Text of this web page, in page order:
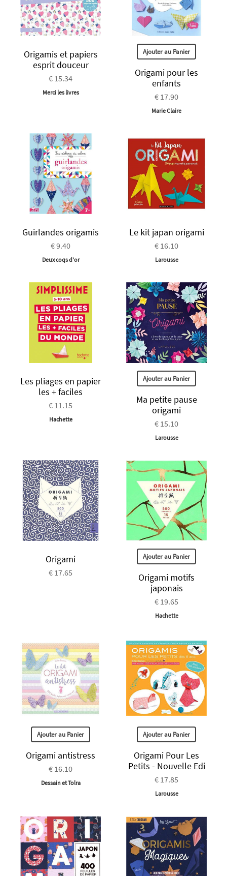
Origamis et papiers
esprit douceur
€ 15.34
Merci les livres
Ajouter au Panier
Origami pour les
enfants
€ 17.90
Marie Claire
Guirlandes origamis
€ 9.40
Deux coqs d'or
Le kit japan origami
€ 16.10
Larousse
Les pliages en papier
les + faciles
€ 11.15
Hachette
Ajouter au Panier
Ma petite pause
origami
€ 15.10
Larousse
Origami
€ 17.65
Ajouter au Panier
Origami motifs
japonais
€ 19.65
Hachette
Ajouter au Panier
Origami antistress
€ 16.10
Dessain et Tolra
Ajouter au Panier
Origami Pour Les
Petits - Nouvelle Edi
€ 17.85
Larousse